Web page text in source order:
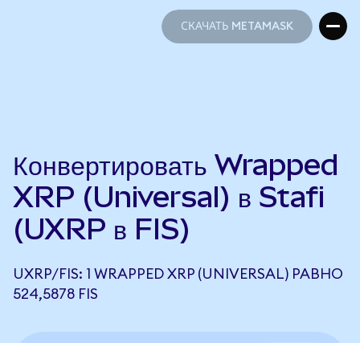
СКАЧАТЬ METAMASK
Конвертировать Wrapped
XRP (Universal) в Stafi
(UXRP в FIS)
UXRP/FIS: 1 WRAPPED XRP (UNIVERSAL) РАВНО
524,5878 FIS